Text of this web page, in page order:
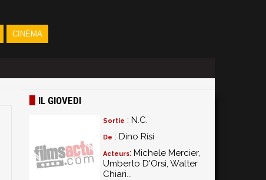
CINÉMA
IL GIOVEDI
Sortie : N.C.
De : Dino Risi
Acteurs: Michele Mercier,
Umberto D'Orsi, Walter
Chiari...